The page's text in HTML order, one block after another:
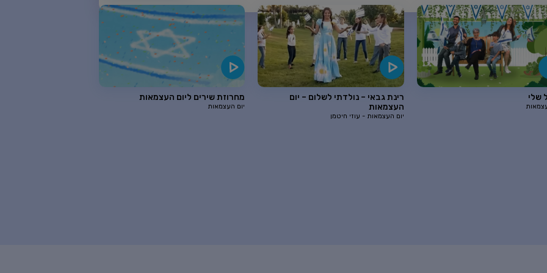
הולדת ליהונתן גפן
שלי
רינת גבאי – נולדתי לשלום – יום
העצמאות
יום העצמאות - עוזי חיטמן
מחרוזת שירים ליום העצמאות
יום העצמאות